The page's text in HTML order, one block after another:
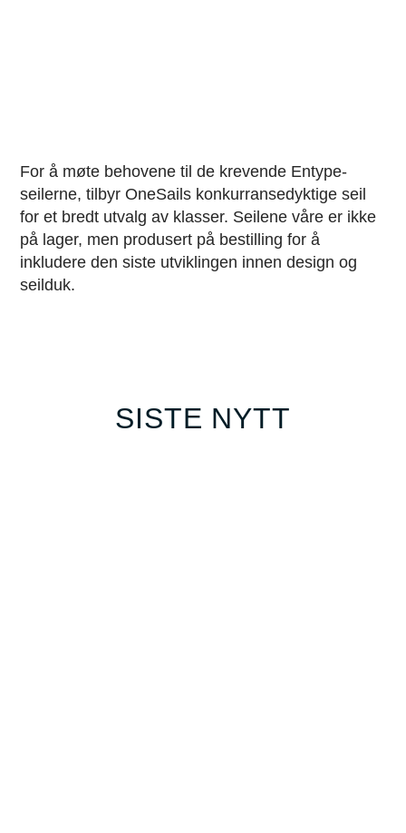
For å møte behovene til de krevende Entype-
seilerne, tilbyr OneSails konkurransedyktige seil
for et bredt utvalg av klasser. Seilene våre er ikke
på lager, men produsert på bestilling for å
inkludere den siste utviklingen innen design og
seilduk.
SISTE NYTT